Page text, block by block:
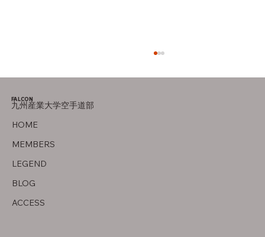
大会案内
HOME
MEMBERS
LEGEND
BLOG
ACCESS
FALCON
九州産業大学空手道部